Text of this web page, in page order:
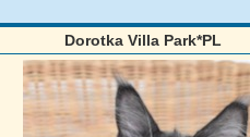
Dorotka Villa Park*PL